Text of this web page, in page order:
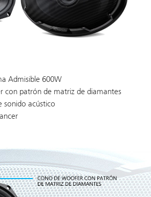
Admisible 600W
con patrón de matriz de diamantes
sonido acústico